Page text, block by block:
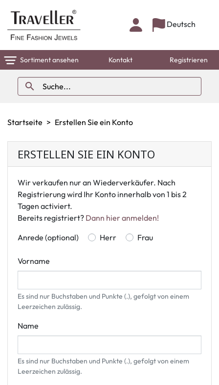
Deutsch
Sortiment ansehen Kontakt Registrieren

Startseite Erstellen Sie ein Konto
ERSTELLEN SIE EIN KONTO
Wir verkaufen nur an Wiederverkäufer. Nach
Registrierung wird Ihr Konto innerhalb von 1 bis 2
Tagen activiert.
Bereits registriert? Dann hier anmelden!
Anrede (optional)
Herr Frau
Vorname
Es sind nur Buchstaben und Punkte (.), gefolgt von einem
Leerzeichen zulässig.
Name
Es sind nur Buchstaben und Punkte (.), gefolgt von einem
Leerzeichen zulässig.